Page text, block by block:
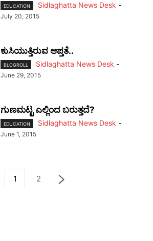
EDUCATION Sidlaghatta News Desk -
July 20, 2015
ಕುಸಿಯುತ್ತಿರುವ ಆಪ್ತತೆ..
BLOGROLL Sidlaghatta News Desk -
June 29, 2015
ಗುಣಮಟ್ಟ ಎಲ್ಲಿಂದ ಬರುತ್ತದೆ?
EDUCATION Sidlaghatta News Desk -
June 1, 2015
1 2